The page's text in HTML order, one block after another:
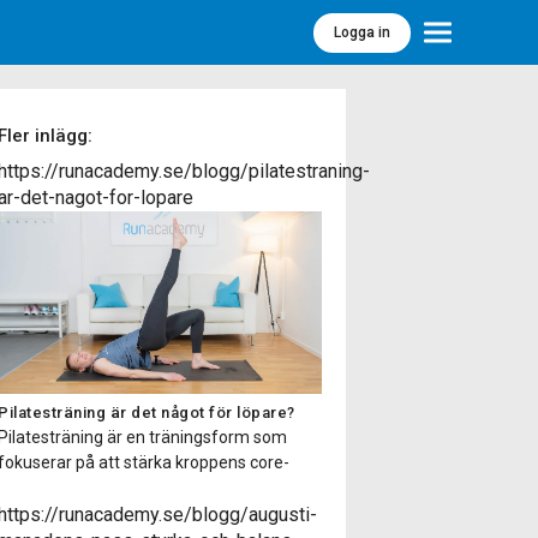
Logga in Meny
Fler inlägg:
runacademy.se/blogg/pilatestraning-
det-nagot-for-lopare
Pilatesträning är det något för löpare?
Pilatesträning är en träningsform som
på att stärka kroppens core-
och hållningen samt öka
runacademy.se/blogg/augusti-